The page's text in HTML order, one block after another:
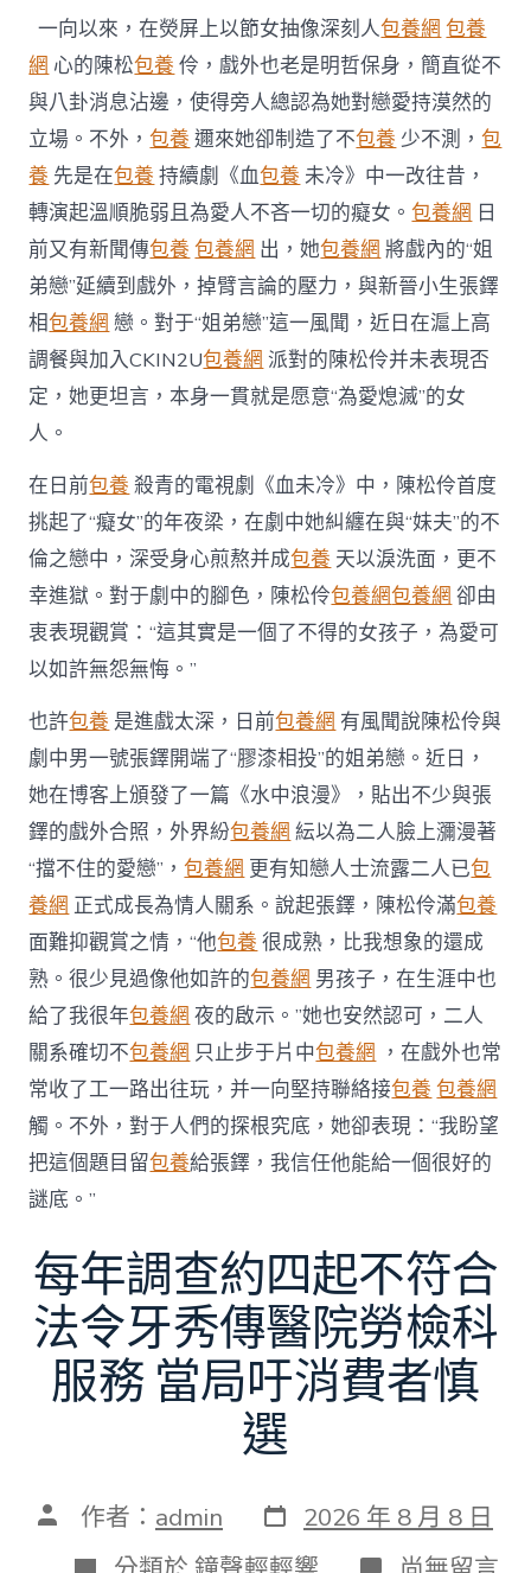
姐
弟
戀
風
聞
戲
內
戲
外
皆
“為
愛
熄
滅”〉
中
一向以來，在熒屏上以節女抽像深刻人包養網 包養
網 心的陳松包養 伶，戲外也老是明哲保身，簡直從不
與八卦消息沾邊，使得旁人總認為她對戀愛持漠然的
立場。不外，包養 邇來她卻制造了不包養 少不測，包
養 先是在包養 持續劇《血包養 未冷》中一改往昔，
轉演起溫順脆弱且為愛人不吝一切的癡女。包養網 日
前又有新聞傳包養 包養網 出，她包養網 將戲內的“姐
弟戀”延續到戲外，掉臂言論的壓力，與新晉小生張鐸
相包養網 戀。對于“姐弟戀”這一風聞，近日在滬上高
調餐與加入CKIN2U包養網 派對的陳松伶并未表現否
定，她更坦言，本身一貫就是愿意“為愛熄滅”的女
人。
在日前包養 殺青的電視劇《血未冷》中，陳松伶首度
挑起了“癡女”的年夜梁，在劇中她糾纏在與“妹夫”的不
倫之戀中，深受身心煎熬并成包養 天以淚洗面，更不
幸進獄。對于劇中的腳色，陳松伶包養網包養網 卻由
衷表現觀賞：“這其實是一個了不得的女孩子，為愛可
以如許無怨無悔。”
也許包養 是進戲太深，日前包養網 有風聞說陳松伶與
劇中男一號張鐸開端了“膠漆相投”的姐弟戀。近日，
她在博客上頒發了一篇《水中浪漫》，貼出不少與張
鐸的戲外合照，外界紛包養網 紜以為二人臉上瀰漫著
“擋不住的愛戀”，包養網 更有知戀人士流露二人已包
養網 正式成長為情人關系。說起張鐸，陳松伶滿包養
面難抑觀賞之情，“他包養 很成熟，比我想象的還成
熟。很少見過像他如許的包養網 男孩子，在生涯中也
給了我很年包養網 夜的啟示。”她也安然認可，二人
關系確切不包養網 只止步于片中包養網 ，在戲外也常
常收了工一路出往玩，并一向堅持聯絡接包養 包養網
觸。不外，對于人們的探根究底，她卻表現：“我盼望
把這個題目留包養給張鐸，我信任他能給一個很好的
謎底。”
每年調查約四起不符合
法令牙秀傳醫院勞檢科
服務 當局吁消費者慎
選
文 作者： admin 發
表
日
2026 年 8 月 8 日
分